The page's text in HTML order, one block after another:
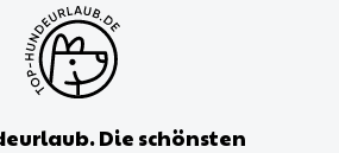
Die schönsten